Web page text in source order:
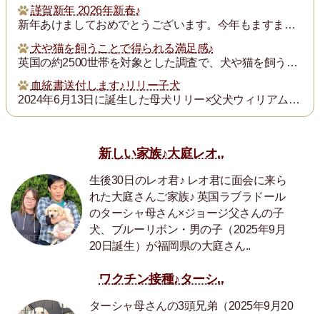
謹賀新年 2026年新春♪
新年あけましておめでとうございます。今年もますます御健勝のこととお慶び申し上げます。また昨年は格別のご厚誼にあずかり、厚く御礼申し上げます。
犬や猫を飼うことで得られる満足感♪
英国の約2500世帯を対象とした調査で、犬や猫を飼うことで得られる満足度は、年収が7万ポンド（約1300万円）増えるのと同じとされたそうです。犬猫を飼っている人...
血統書送付します♪リリー子犬
2024年6月13日に誕生した母犬リリー×父犬ウィリアム子犬のの血統書を飼い主の皆様にお送りいたします。
新しい家族♪大庭レオ..
生後30日のレオ君♪ レオ君に面会に来ら
れた大庭さんご家族♪ 英国ラブラドール
のターシャ母さん×ジョージ父さんの子
犬、ブルーリボン・男の子（2025年9月
20日誕生）が福岡県の大庭さん..
ワクチン接種♪ターシ..
ターシャ母さんの3頭兄弟（2025年9月20